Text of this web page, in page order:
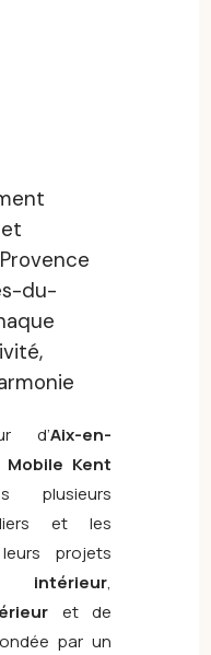
du-
d’Aix-en-
Mobile Kent
plusieurs
et les
projets
intérieur,
et de
par un